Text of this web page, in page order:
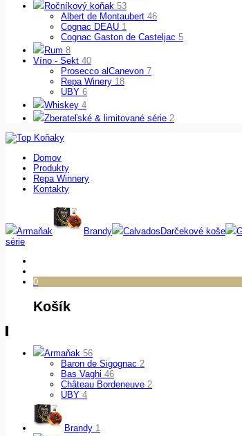
Ročníkový koňak 53
Albert de Montaubert 46
Cognac DEAU 1
Cognac Gaston de Casteljac 5
Rum 8
Víno - Sekt 40
Prosecco alCanevon 7
Repa Winery 18
UBY 6
Whiskey 4
Zberateľské & limitované série 2
Domov
Produkty
Repa Winnery
Kontakty
Armaňak Brandy Calvados Darčekové koše
série
0
Košík
Armaňak 56
Baron de Sigognac 2
Bas Vaghi 46
Château Bordeneuve 2
UBY 4
Brandy 1